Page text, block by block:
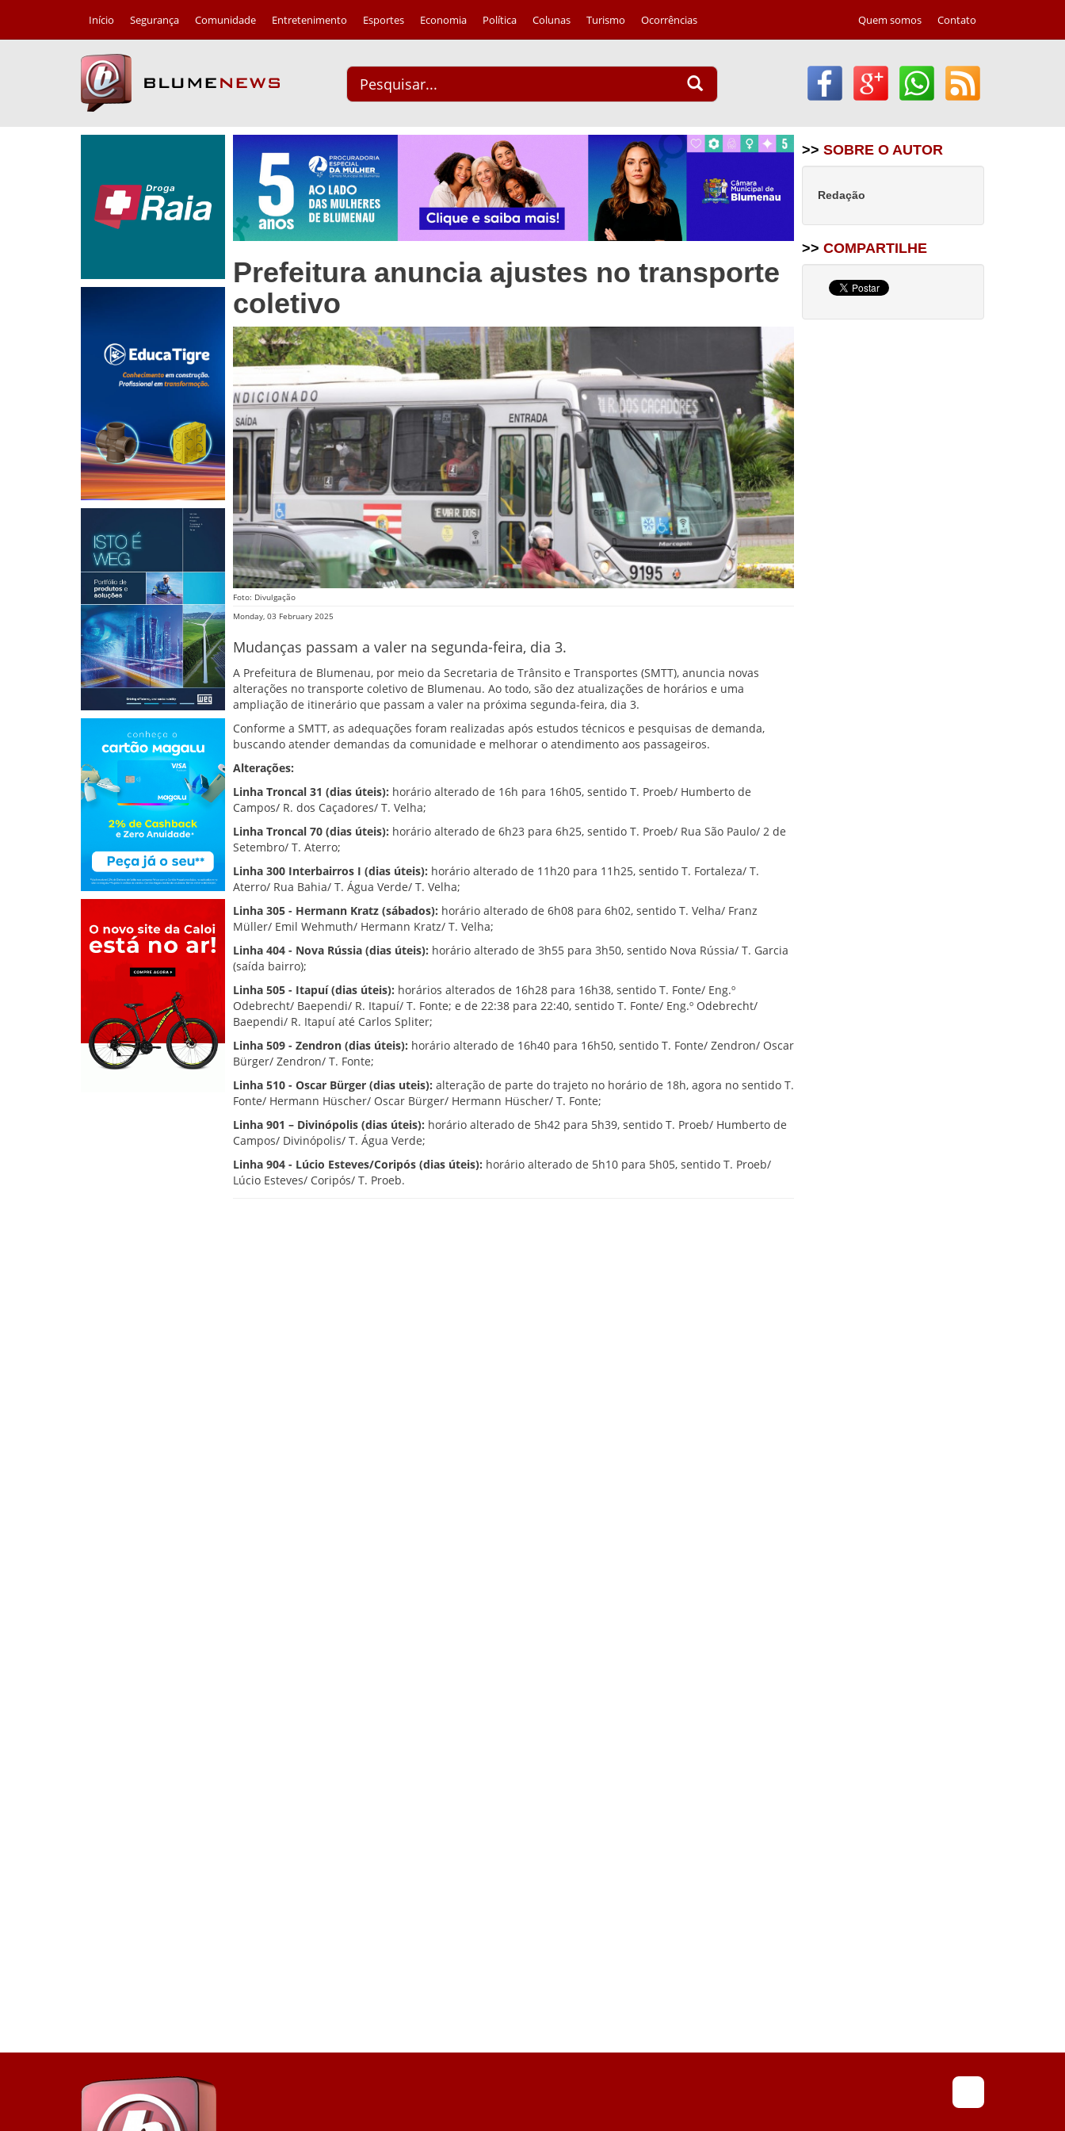
Início Segurança Comunidade Entretenimento Esportes Economia Política Colunas Turismo Ocorrências Quem somos Contato
Prefeitura anuncia ajustes no transporte
coletivo
Foto: Divulgação
Monday, 03 February 2025
Mudanças passam a valer na segunda-feira, dia 3.
A Prefeitura de Blumenau, por meio da Secretaria de Trânsito e Transportes (SMTT), anuncia novas
alterações no transporte coletivo de Blumenau. Ao todo, são dez atualizações de horários e uma
ampliação de itinerário que passam a valer na próxima segunda-feira, dia 3.
Conforme a SMTT, as adequações foram realizadas após estudos técnicos e pesquisas de demanda,
buscando atender demandas da comunidade e melhorar o atendimento aos passageiros.
Alterações:
Linha Troncal 31 (dias úteis): horário alterado de 16h para 16h05, sentido T. Proeb/ Humberto de
Campos/ R. dos Caçadores/ T. Velha;
Linha Troncal 70 (dias úteis): horário alterado de 6h23 para 6h25, sentido T. Proeb/ Rua São Paulo/ 2 de
Setembro/ T. Aterro;
Linha 300 Interbairros I (dias úteis): horário alterado de 11h20 para 11h25, sentido T. Fortaleza/ T.
Aterro/ Rua Bahia/ T. Água Verde/ T. Velha;
Linha 305 - Hermann Kratz (sábados): horário alterado de 6h08 para 6h02, sentido T. Velha/ Franz
Müller/ Emil Wehmuth/ Hermann Kratz/ T. Velha;
Linha 404 - Nova Rússia (dias úteis): horário alterado de 3h55 para 3h50, sentido Nova Rússia/ T. Garcia
(saída bairro);
Linha 505 - Itapuí (dias úteis): horários alterados de 16h28 para 16h38, sentido T. Fonte/ Eng.º
Odebrecht/ Baependi/ R. Itapuí/ T. Fonte; e de 22:38 para 22:40, sentido T. Fonte/ Eng.º Odebrecht/
Baependi/ R. Itapuí até Carlos Spliter;
Linha 509 - Zendron (dias úteis): horário alterado de 16h40 para 16h50, sentido T. Fonte/ Zendron/ Oscar
Bürger/ Zendron/ T. Fonte;
Linha 510 - Oscar Bürger (dias uteis): alteração de parte do trajeto no horário de 18h, agora no sentido T.
Fonte/ Hermann Hüscher/ Oscar Bürger/ Hermann Hüscher/ T. Fonte;
Linha 901 – Divinópolis (dias úteis): horário alterado de 5h42 para 5h39, sentido T. Proeb/ Humberto de
Campos/ Divinópolis/ T. Água Verde;
Linha 904 - Lúcio Esteves/Coripós (dias úteis): horário alterado de 5h10 para 5h05, sentido T. Proeb/
Lúcio Esteves/ Coripós/ T. Proeb.
>> SOBRE O AUTOR
Redação
>> COMPARTILHE